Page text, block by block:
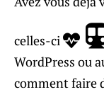
celles-ci
WordPress ou
comment faire